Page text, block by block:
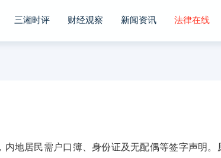
三湘时评 财经观察 新闻资讯 法律在线
地居民需户口簿、身份证及无配偶等签字声明。